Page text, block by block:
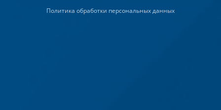
Политика обработки персональных данных